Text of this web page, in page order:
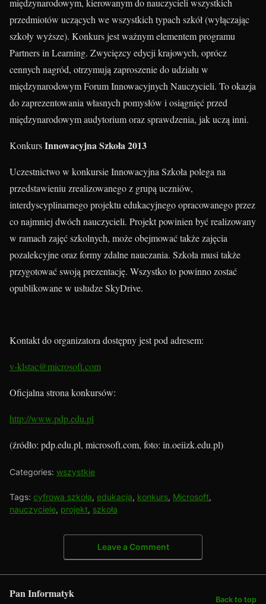
międzynarodowym, kierowanym do nauczycieli wszystkich
przedmiotów uczących we wszystkich typach szkół (wyłączając
szkoły wyższe). Konkurs jest ważnym elementem programu
Partners in Learning. Zwycięzcy edycji krajowych, oprócz
cennych nagród, otrzymują zaproszenie do udziału w
międzynarodowym Forum Innowacyjnych Nauczycieli. To okazja
do zaprezentowania własnych pomysłów i osiągnięć przed
międzynarodowym audytorium oraz sprawdzenia, jak uczą inni.
KonkursInnowacyjna Szkoła 2013
Uczestnictwo w konkursie Innowacyjna Szkoła polega na
przedstawieniu zrealizowanego z grupą uczniów,
interdyscyplinarnego projektu edukacyjnego opracowanego przez
co najmniej dwóch nauczycieli. Projekt powinien być realizowany
w ramach zajęć szkolnych, może obejmować także zajęcia
pozalekcyjne oraz formy zdalne nauczania. Szkoła musi także
przygotować swoją prezentację. Wszystko to powinno zostać
opublikowane w usłudze SkyDrive.
Kontakt do organizatora dostępny jest pod adresem:
v-klstac@microsoft.com
Oficjalna strona konkursów:
http://www.pdp.edu.pl
(źródło: pdp.edu.pl, microsoft.com, foto: in.oeiizk.edu.pl)
Categories: wszystkie
Tags: cyfrowa szkoła, edukacja, konkurs, Microsoft,
nauczyciele, projekt, szkoła
Leave a Comment
Pan Informatyk Back to top